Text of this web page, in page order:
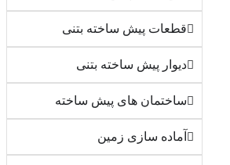
قطعات پیش ساخته بتنی
دیوار پیش ساخته بتنی
ساختمان های پیش ساخته
آماده سازی زمین